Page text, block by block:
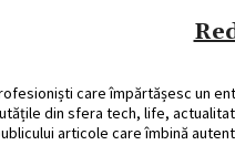
care împărtășesc un
din sfera tech, life,
articole care îmbină